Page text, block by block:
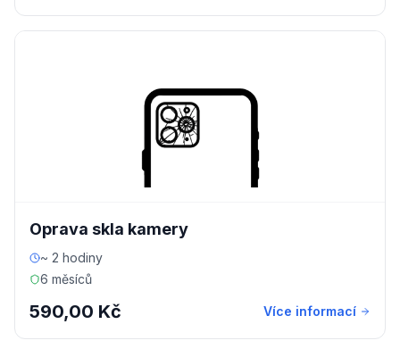
Oprava skla kamery
~ 2 hodiny
6 měsíců
590,00 Kč Více informací